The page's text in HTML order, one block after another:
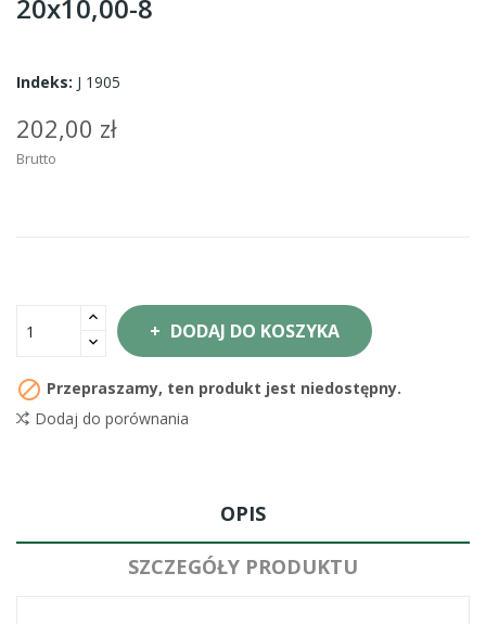
20x10,00-8
Indeks: J 1905
202,00 zł
Brutto
DODAJ DO KOSZYKA
 Przepraszamy, ten produkt jest niedostępny.
Dodaj do porównania
OPIS
SZCZEGÓŁY PRODUKTU